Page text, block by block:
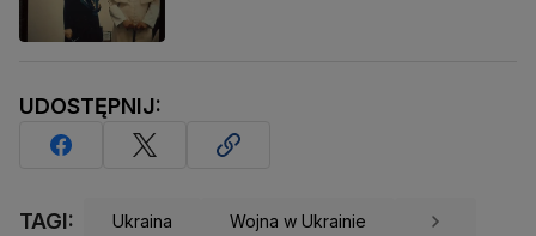
UDOSTĘPNIJ:
TAGI: Ukraina Wojna w Ukrainie